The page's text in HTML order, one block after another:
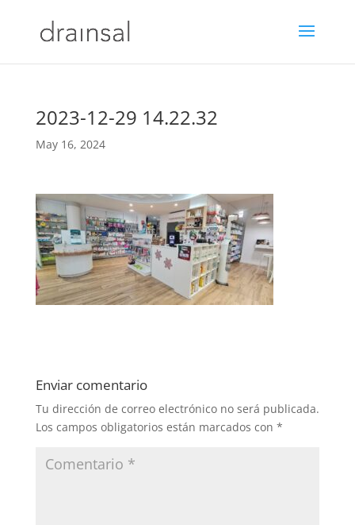
2023-12-29 14.22.32
May 16, 2024
Enviar comentario
Tu dirección de correo electrónico no será publicada.
Los campos obligatorios están marcados con *